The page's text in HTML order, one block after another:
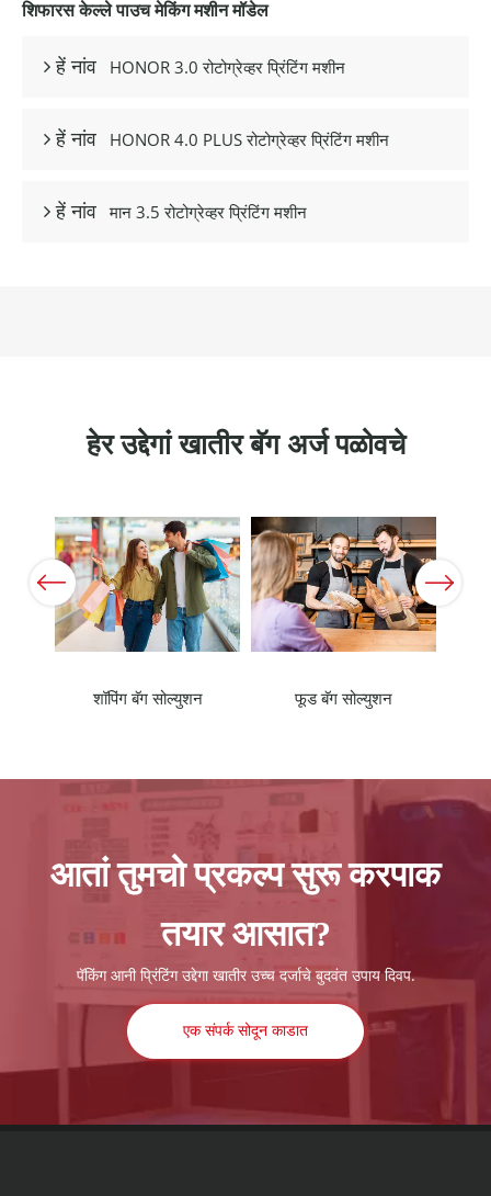
शिफारस केल्ले पाउच मेकिंग मशीन मॉडेल
 हें नांव HONOR 3.0 रोटोग्रेव्हर प्रिंटिंग मशीन
 हें नांव HONOR 4.0 PLUS रोटोग्रेव्हर प्रिंटिंग मशीन
 हें नांव मान 3.5 रोटोग्रेव्हर प्रिंटिंग मशीन
हेर उद्देगां खातीर बॅग अर्ज पळोवचे
Previous
शॉपिंग बॅग सोल्युशन
Next
आतां तुमचो प्रकल्प सुरू करपाक
तयार आसात?
पॅकिंग आनी प्रिंटिंग उद्देगा खातीर उच्च दर्जाचे बुदवंत उपाय दिवप.
एक संपर्क सोदून काडात